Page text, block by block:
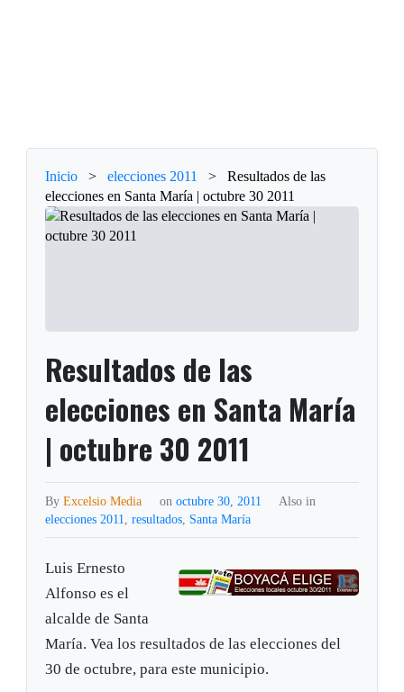
Inicio > elecciones 2011 >
Resultados de las
elecciones en Santa María | octubre 30 2011
Resultados de las
elecciones en Santa María
| octubre 30 2011
ByExcelsio Media on octubre 30, 2011
Also in
elecciones 2011,resultados, Santa María
Luis Ernesto
Alfonso es el
alcalde de Santa
María. Vea los resultados de las elecciones del
30 de octubre, para este municipio.